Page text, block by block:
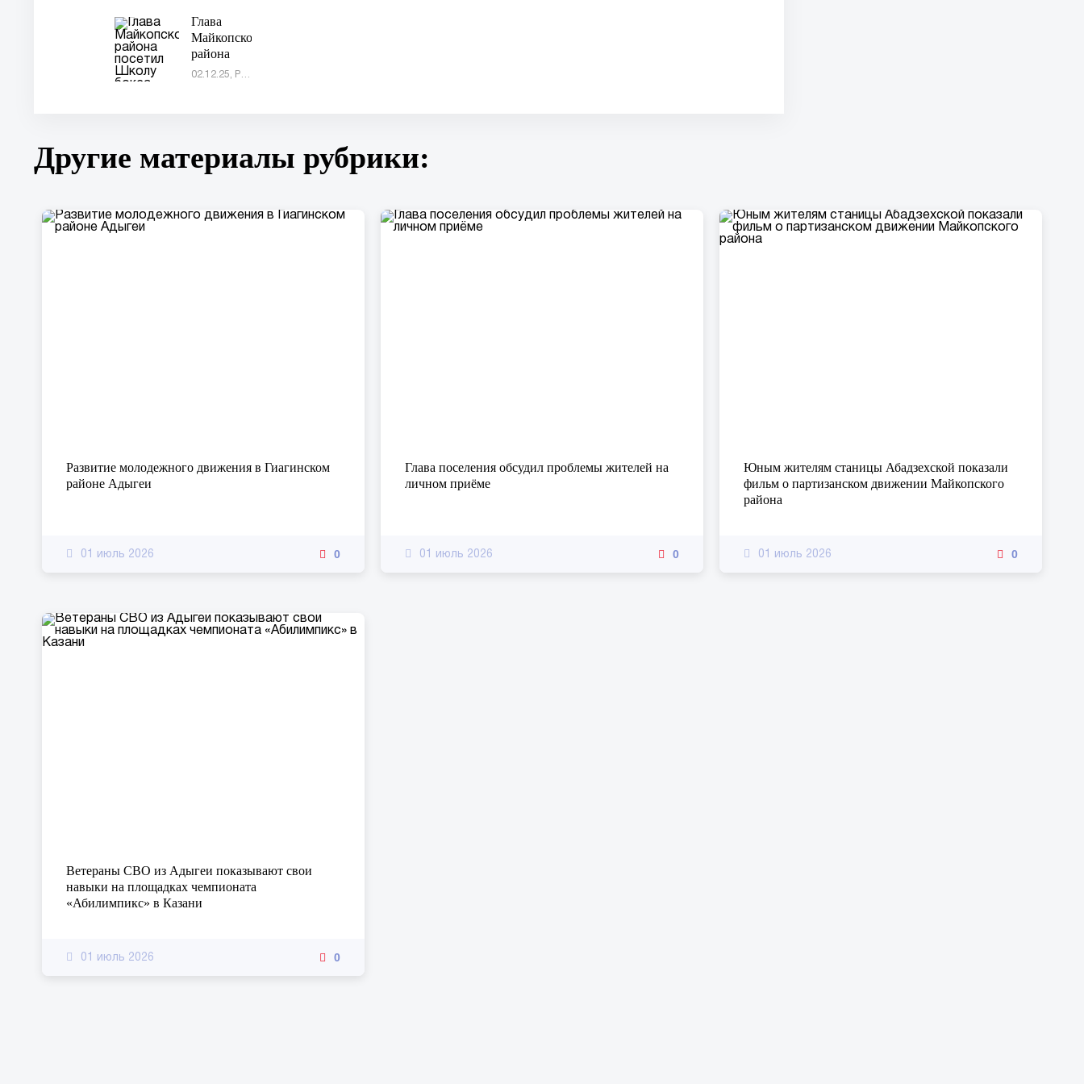
Глава
Майкопского
района
посетил
Другие материалы рубрики:
Развитие молодежного движения в Гиагинском
районе Адыгеи
01 июль 2026 0
Глава поселения обсудил проблемы жителей на
личном приёме
01 июль 2026 0
Юным жителям станицы Абадзехской показали
фильм о партизанском движении Майкопского
района
01 июль 2026 0
Ветераны СВО из Адыгеи показывают свои
навыки на площадках чемпионата
«Абилимпикс» в Казани
01 июль 2026 0